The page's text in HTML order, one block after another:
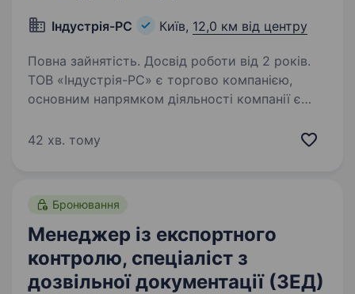
Індустрія-РС Київ, 12,0 км від центру
Повна зайнятість. Досвід роботи від 2 років.
ТОВ «Індустрія-РС» є торгово компанією,
основним напрямком діяльності компанії є
водопостачання, опалення) та насосного
42 хв. тому
Бронювання
Менеджер із експортного
контролю, спеціаліст з
дозвільної документації (ЗЕД)